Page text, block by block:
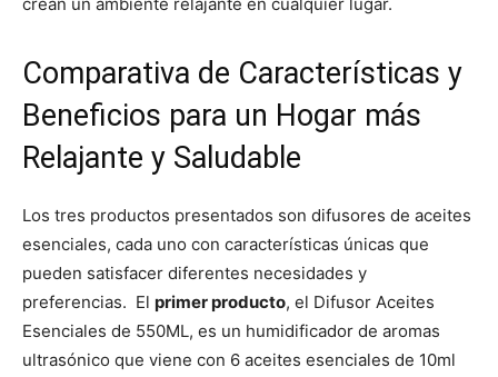
Comparativa de Características y
Beneficios para un Hogar más
Relajante y Saludable
Los tres productos presentados son difusores de aceites
esenciales, cada uno con características únicas que
pueden satisfacer diferentes necesidades y
preferencias. El primer producto, el Difusor Aceites
Esenciales de 550ML, es un humidificador de aromas
ultrasónico que viene con 6 aceites esenciales de 10ml